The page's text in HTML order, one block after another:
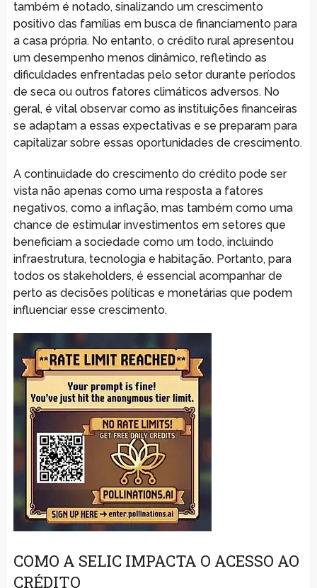
também é notado, sinalizando um crescimento
positivo das famílias em busca de financiamento para
a casa própria. No entanto, o crédito rural apresentou
um desempenho menos dinâmico, refletindo as
dificuldades enfrentadas pelo setor durante períodos
de seca ou outros fatores climáticos adversos. No
geral, é vital observar como as instituições financeiras
se adaptam a essas expectativas e se preparam para
capitalizar sobre essas oportunidades de crescimento.
A continuidade do crescimento do crédito pode ser
vista não apenas como uma resposta a fatores
negativos, como a inflação, mas também como uma
chance de estimular investimentos em setores que
beneficiam a sociedade como um todo, incluindo
infraestrutura, tecnologia e habitação. Portanto, para
todos os stakeholders, é essencial acompanhar de
perto as decisões políticas e monetárias que podem
influenciar esse crescimento.
COMO A SELIC IMPACTA O ACESSO AO
CRÉDITO